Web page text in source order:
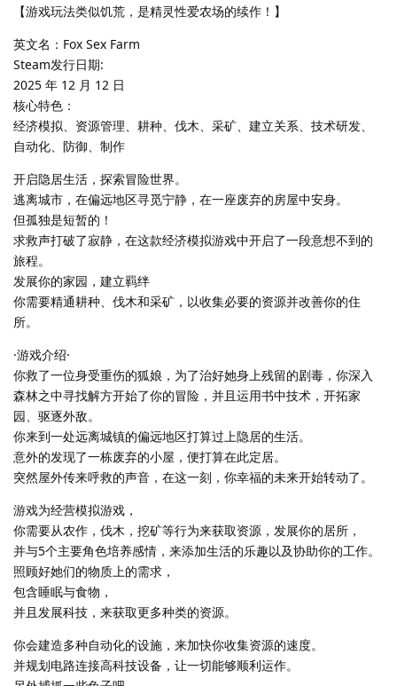
【游戏玩法类似饥荒，是精灵性爱农场的续作！】
英文名：Fox Sex Farm
Steam发行日期:
2025 年 12 月 12 日
核心特色：
经济模拟、资源管理、耕种、伐木、采矿、建立关系、技术研发、
自动化、防御、制作
开启隐居生活，探索冒险世界。
逃离城市，在偏远地区寻觅宁静，在一座废弃的房屋中安身。
但孤独是短暂的！
求救声打破了寂静，在这款经济模拟游戏中开启了一段意想不到的
旅程。
发展你的家园，建立羁绊
你需要精通耕种、伐木和采矿，以收集必要的资源并改善你的住
所。
·游戏介绍·
你救了一位身受重伤的狐娘，为了治好她身上残留的剧毒，你深入
森林之中寻找解方开始了你的冒险，并且运用书中技术，开拓家
园、驱逐外敌。
你来到一处远离城镇的偏远地区打算过上隐居的生活。
意外的发现了一栋废弃的小屋，便打算在此定居。
突然屋外传来呼救的声音，在这一刻，你幸福的未来开始转动了。
游戏为经营模拟游戏，
你需要从农作，伐木，挖矿等行为来获取资源，发展你的居所，
并与5个主要角色培养感情，来添加生活的乐趣以及协助你的工作。
照顾好她们的物质上的需求，
包含睡眠与食物，
并且发展科技，来获取更多种类的资源。
你会建造多种自动化的设施，来加快你收集资源的速度。
并规划电路连接高科技设备，让一切能够顺利运作。